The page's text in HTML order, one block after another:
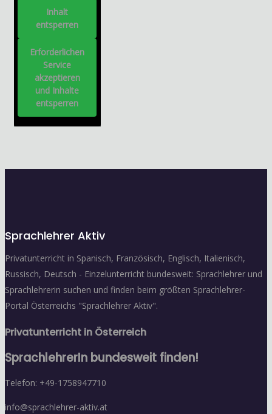
Inhalt
entsperren
Erforderlichen
Service
akzeptieren
und Inhalte
entsperren
Sprachlehrer Aktiv
Privatunterricht in Spanisch, Französisch, Englisch, Italienisch,
Russisch, Deutsch - Einzelunterricht bundesweit: Sprachlehrer und
Sprachlehrerin suchen und finden beim größten Sprachlehrer-
Portal Österreichs "Sprachlehrer Aktiv".
Privatunterricht in Österreich
SprachlehrerIn bundesweit finden!
Telefon: +49-1758947710
info@sprachlehrer-aktiv.at